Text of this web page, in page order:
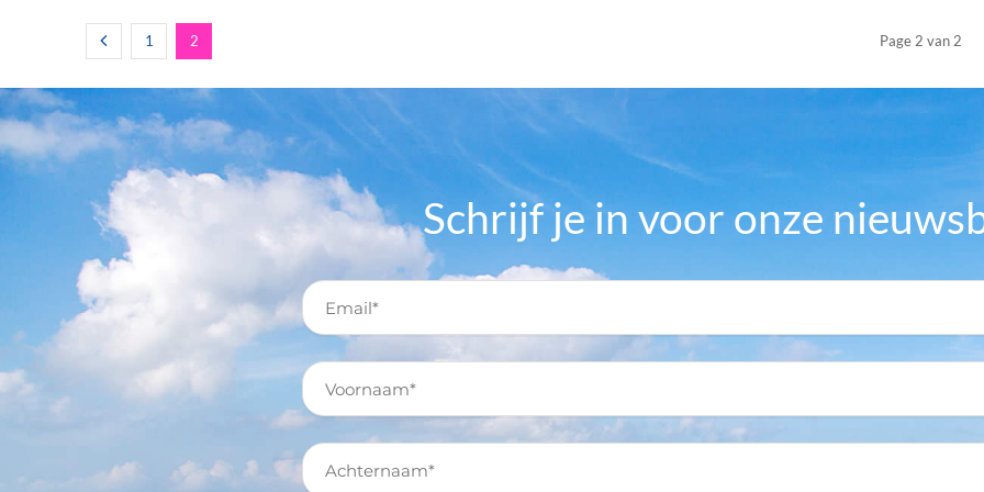
1 2 Page 2 van 2
Schrijf je in voor onze